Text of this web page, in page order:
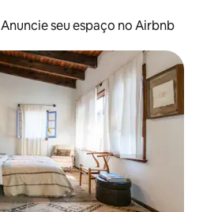
Anuncie seu espaço no Airbnb